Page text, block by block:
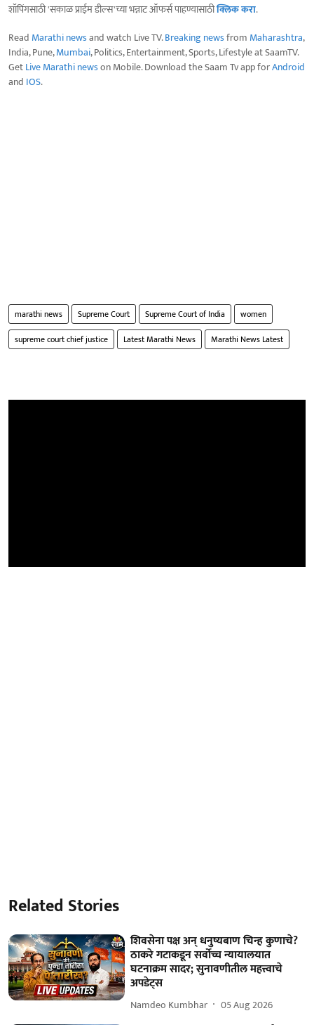
शॉपिंगसाठी 'सकाळ प्राईम डील्स'च्या भन्नाट ऑफर्स पाहण्यासाठीक्लिक करा.
Read Marathi newsand watch Live TV.Breaking newsfrom Maharashtra,
India, Pune,Mumbai, Politics, Entertainment, Sports, Lifestyle at SaamTV.
GetLive Marathi newson Mobile. Download the Saam Tv app forAndroid
and IOS.
marathi news Supreme Court Supreme Court of India
women
supreme court chief justice
Latest Marathi News Marathi News Latest
Related Stories
शिवसेना पक्ष अन् धनुष्यबाण चिन्ह कुणाचे?
ठाकरे गटाकडून सर्वोच्च न्यायालयात
घटनाक्रम सादर; सुनावणीतील महत्त्वाचे
अपडेट्स
Namdeo Kumbhar 05 Aug 2026